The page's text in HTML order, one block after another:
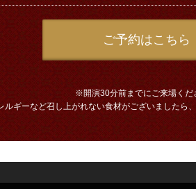
ご予約はこちら
※開演30分前までにご来場くだ
ルギーなど召し上がれない食材がございましたら